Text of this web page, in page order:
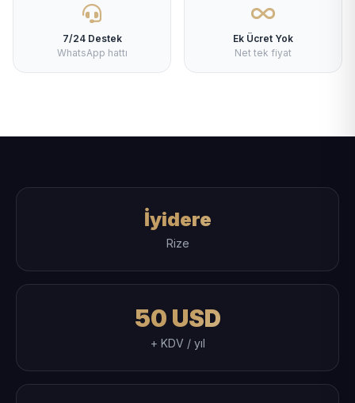
7/24 Destek
WhatsApp hattı
Ek Ücret Yok
Net tek fiyat
İyidere
Rize
50 USD
+ KDV / yıl